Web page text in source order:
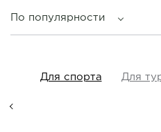
По популярности
Для спорта Для